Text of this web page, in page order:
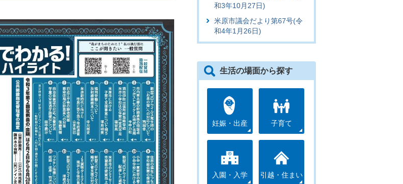
和3年10月27日)
米原市議会だより第67号(令
和4年1月26日)
生活の場面から探す
妊娠・出産 子育て
入園・入学 引越・住まい